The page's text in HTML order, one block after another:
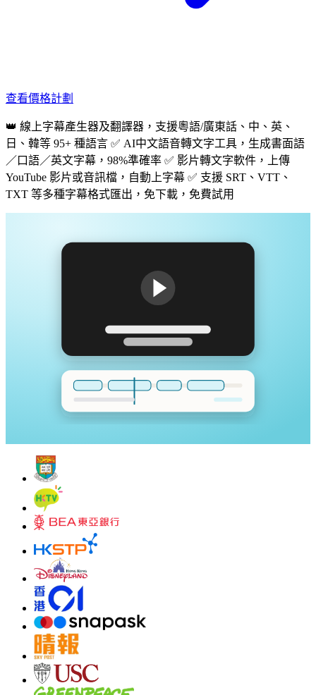
查看價格計劃
👑 線上字幕產生器及翻譯器，支援粵語/廣東話、中、英、
日、韓等 95+ 種語言 ✅ AI中文語音轉文字工具，生成書面語
／口語／英文字幕，98%準確率 ✅ 影片轉文字軟件，上傳
YouTube 影片或音訊檔，自動上字幕 ✅ 支援 SRT、VTT、
TXT 等多種字幕格式匯出，免下載，免費試用